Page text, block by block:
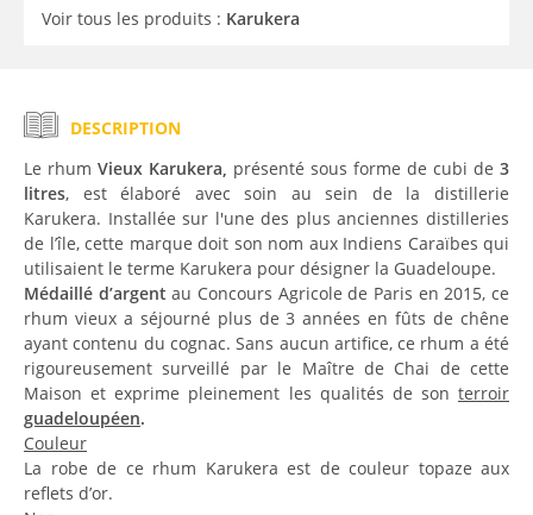
Voir tous les produits : Karukera
DESCRIPTION
Le rhum Vieux Karukera, présenté sous forme de cubi de 3
litres, est élaboré avec soin au sein de la distillerie
Karukera. Installée sur l'une des plus anciennes distilleries
de l’île, cette marque doit son nom aux Indiens Caraïbes qui
utilisaient le terme Karukera pour désigner la Guadeloupe.
Médaillé d’argent au Concours Agricole de Paris en 2015, ce
rhum vieux a séjourné plus de 3 années en fûts de chêne
ayant contenu du cognac. Sans aucun artifice, ce rhum a été
rigoureusement surveillé par le Maître de Chai de cette
Maison et exprime pleinement les qualités de son terroir
guadeloupéen.
Couleur
La robe de ce rhum Karukera est de couleur topaze aux
reflets d’or.